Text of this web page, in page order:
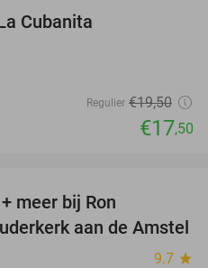
Cubanita
Regulier €19,50
€17,50
meer bij Ron
aan de Amstel
9.7 star